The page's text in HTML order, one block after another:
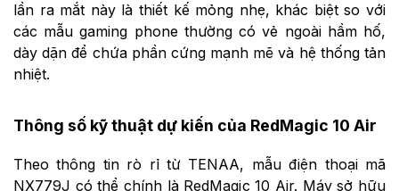
lần ra mắt này là thiết kế mỏng nhẹ, khác biệt so với
các mẫu gaming phone thường có vẻ ngoài hầm hố,
dày dặn để chứa phần cứng mạnh mẽ và hệ thống tản
nhiệt.
Thông số kỹ thuật dự kiến của RedMagic 10 Air
Theo thông tin rò rỉ từ TENAA, mẫu điện thoại mã
NX779J có thể chính là RedMagic 10 Air. Máy sở hữu